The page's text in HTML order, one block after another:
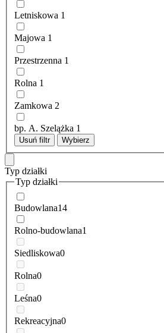
Letniskowa 1
Majowa 1
Przestrzenna 1
Rolna 1
Zamkowa 2
bp. A. Szelążka 1
Usuń filtr Wybierz
Typ działki
Typ działki
Budowlana14
Rolno-budowlana1
Siedliskowa0
Rolna0
Leśna0
Rekreacyjna0